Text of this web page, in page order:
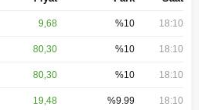
9,68 %10 18:10
80,30 %10 18:10
80,30 %10 18:10
19,48 %9.99 18:10